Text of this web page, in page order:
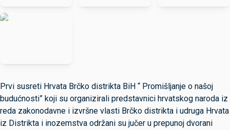
Prvi susreti Hrvata Brčko distrikta BiH “ Promišljanje o našoj
budućnosti” koji su organizirali predstavnici hrvatskog naroda iz
reda zakonodavne i izvršne vlasti Brčko distrikta i udruga Hrvata
iz Distrikta i inozemstva održani su jučer u prepunoj dvorani